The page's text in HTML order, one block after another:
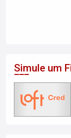
Simule um